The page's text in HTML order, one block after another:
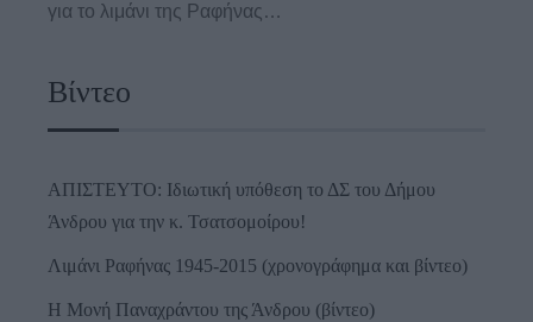
για το λιμάνι της Ραφήνας…
Βίντεο
ΑΠΙΣΤΕΥΤΟ: Ιδιωτική υπόθεση το ΔΣ του Δήμου
Άνδρου για την κ. Τσατσομοίρου!
Λιμάνι Ραφήνας 1945-2015 (χρονογράφημα και βίντεο)
Η Μονή Παναχράντου της Άνδρου (βίντεο)